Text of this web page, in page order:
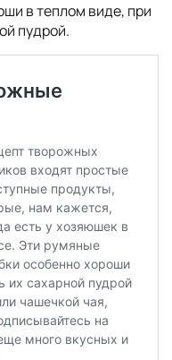
в теплом виде, при
пудрой.